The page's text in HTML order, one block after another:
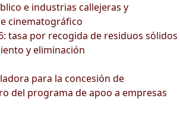
e industrias callejeras y
cinematográfico
tasa por recogida de residuos sólidos
y eliminación
para la concesión de
del programa de apoo a empresas